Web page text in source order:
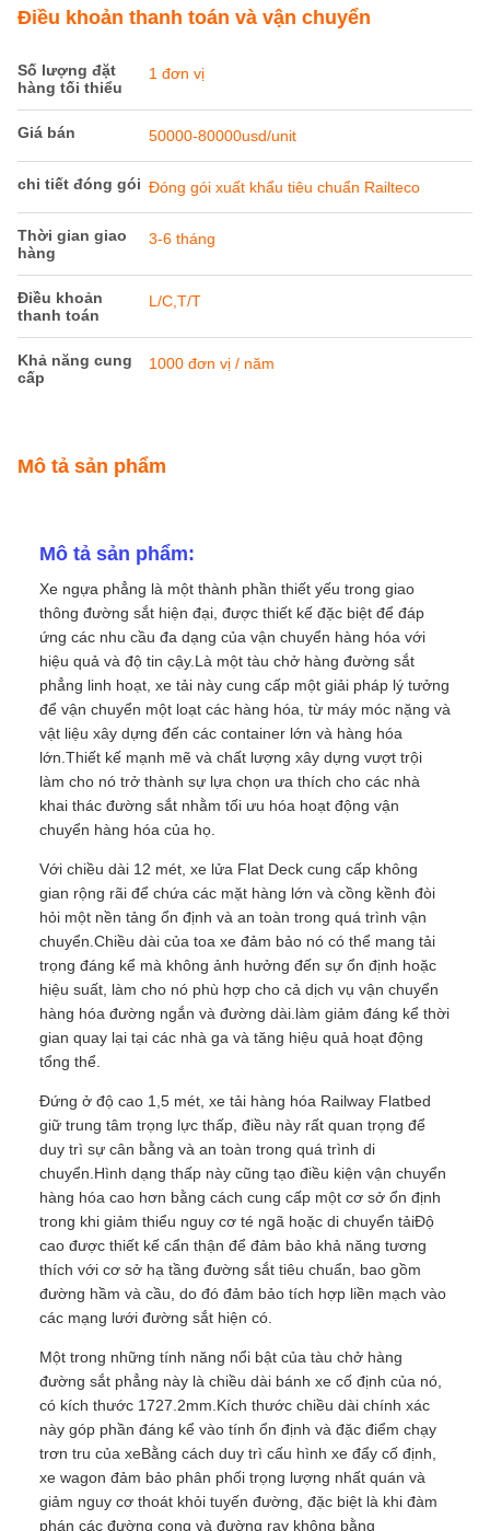
Điều khoản thanh toán và vận chuyển
Số lượng đặt
hàng tối thiểu
1 đơn vị
Giá bán 50000-80000usd/unit
chi tiết đóng gói Đóng gói xuất khẩu tiêu chuẩn Railteco
Thời gian giao
hàng
3-6 tháng
Điều khoản
thanh toán
L/C,T/T
Khả năng cung
cấp
1000 đơn vị / năm
Mô tả sản phẩm
Mô tả sản phẩm:
Xe ngựa phẳng là một thành phần thiết yếu trong giao
thông đường sắt hiện đại, được thiết kế đặc biệt để đáp
ứng các nhu cầu đa dạng của vận chuyển hàng hóa với
hiệu quả và độ tin cậy.Là một tàu chở hàng đường sắt
phẳng linh hoạt, xe tải này cung cấp một giải pháp lý tưởng
để vận chuyển một loạt các hàng hóa, từ máy móc nặng và
vật liệu xây dựng đến các container lớn và hàng hóa
lớn.Thiết kế mạnh mẽ và chất lượng xây dựng vượt trội
làm cho nó trở thành sự lựa chọn ưa thích cho các nhà
khai thác đường sắt nhằm tối ưu hóa hoạt động vận
chuyển hàng hóa của họ.
Với chiều dài 12 mét, xe lửa Flat Deck cung cấp không
gian rộng rãi để chứa các mặt hàng lớn và cồng kềnh đòi
hỏi một nền tảng ổn định và an toàn trong quá trình vận
chuyển.Chiều dài của toa xe đảm bảo nó có thể mang tải
trọng đáng kể mà không ảnh hưởng đến sự ổn định hoặc
hiệu suất, làm cho nó phù hợp cho cả dịch vụ vận chuyển
hàng hóa đường ngắn và đường dài.làm giảm đáng kể thời
gian quay lại tại các nhà ga và tăng hiệu quả hoạt động
tổng thể.
Đứng ở độ cao 1,5 mét, xe tải hàng hóa Railway Flatbed
giữ trung tâm trọng lực thấp, điều này rất quan trọng để
duy trì sự cân bằng và an toàn trong quá trình di
chuyển.Hình dạng thấp này cũng tạo điều kiện vận chuyển
hàng hóa cao hơn bằng cách cung cấp một cơ sở ổn định
trong khi giảm thiểu nguy cơ té ngã hoặc di chuyển tảiĐộ
cao được thiết kế cẩn thận để đảm bảo khả năng tương
thích với cơ sở hạ tầng đường sắt tiêu chuẩn, bao gồm
đường hầm và cầu, do đó đảm bảo tích hợp liền mạch vào
các mạng lưới đường sắt hiện có.
Một trong những tính năng nổi bật của tàu chở hàng
đường sắt phẳng này là chiều dài bánh xe cố định của nó,
có kích thước 1727.2mm.Kích thước chiều dài chính xác
này góp phần đáng kể vào tính ổn định và đặc điểm chạy
trơn tru của xeBằng cách duy trì cấu hình xe đẩy cố định,
xe wagon đảm bảo phân phối trọng lượng nhất quán và
giảm nguy cơ thoát khỏi tuyến đường, đặc biệt là khi đàm
phán các đường cong và đường ray không bằng